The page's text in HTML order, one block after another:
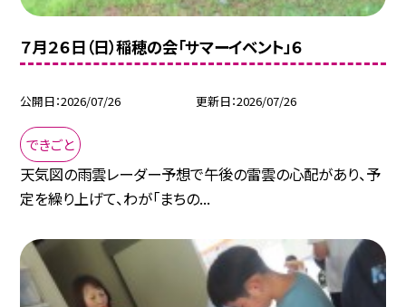
７月２６日（日）稲穂の会「サマーイベント」６
公開日 2026/07/26 更新日 2026/07/26
できごと
天気図の雨雲レーダー予想で午後の雷雲の心配があり、予
定を繰り上げて、わが「まちの...